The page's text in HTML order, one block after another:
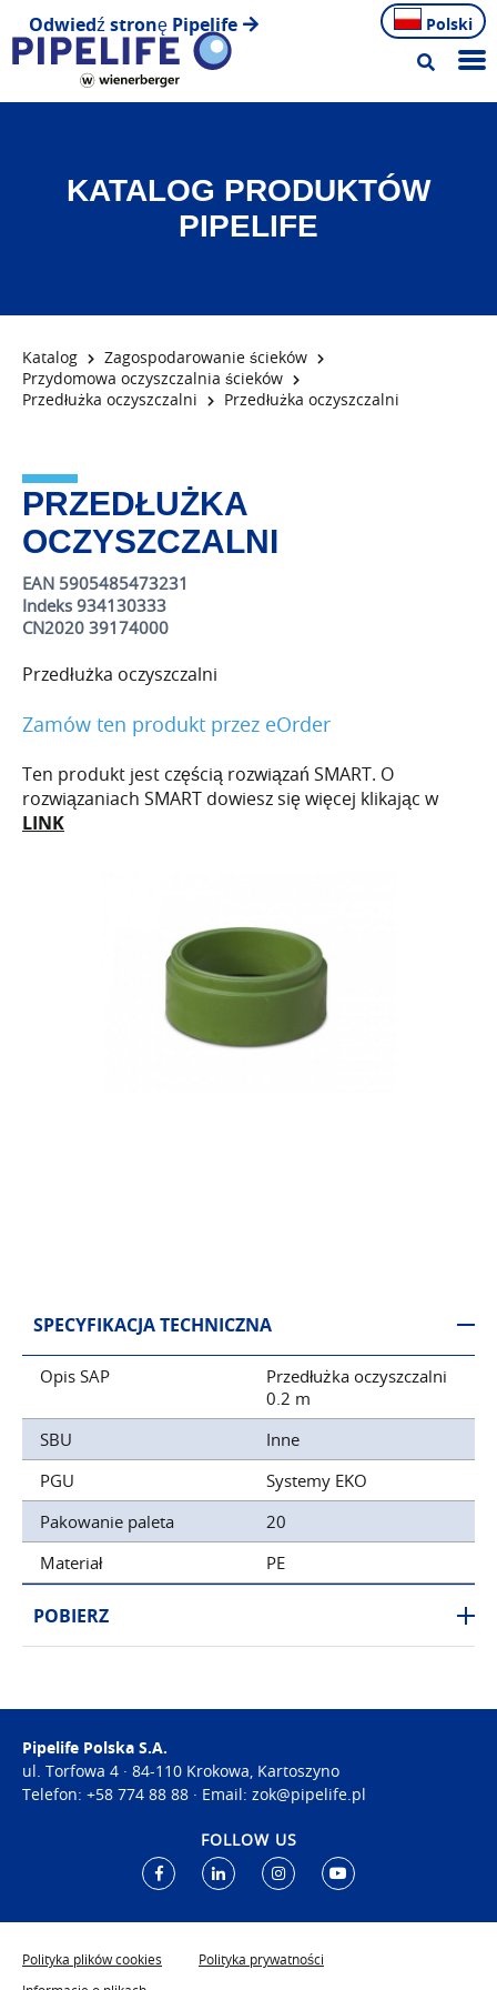
Odwiedź stronę Pipelife Polski
KATALOG PRODUKTÓW
PIPELIFE
Katalog
Zagospodarowanie ścieków
Przydomowa oczyszczalnia ścieków
Przedłużka oczyszczalni
Przedłużka oczyszczalni
PRZEDŁUŻKA
OCZYSZCZALNI
EAN 5905485473231
Indeks 934130333
CN2020 39174000
Przedłużka oczyszczalni
Zamów ten produkt przez eOrder
Ten produkt jest częścią rozwiązań SMART. O
rozwiązaniach SMART dowiesz się więcej klikając w
LINK
SPECYFIKACJA TECHNICZNA
Opis SAP
Przedłużka oczyszczalni
0.2 m
SBU
Inne
PGU
Systemy EKO
Pakowanie paleta
20
Materiał
PE
POBIERZ
Pipelife Polska S.A.
ul. Torfowa 4 · 84-110 Krokowa, Kartoszyno
Telefon: +58 774 88 88 · Email: zok@pipelife.pl
FOLLOW US
Polityka plików cookies
Polityka prywatności